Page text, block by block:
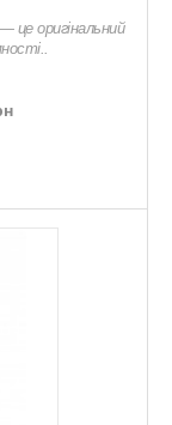
це оригінальний